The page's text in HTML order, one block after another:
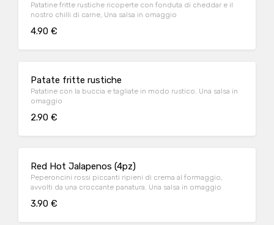
Patatine fritte rustiche ricoperte con fonduta di cheddar e il
nostro chilli di carne, Una salsa in omaggio
4.90 €
Patate fritte rustiche
Patatine con la buccia e tagliate in modo rustico. Una salsa in
omaggio
2.90 €
Red Hot Jalapenos (4pz)
Peperoncini rossi piccanti ripieni di crema al formaggio,
avvolti da una croccante panatura. Una salsa in omaggio
3.90 €